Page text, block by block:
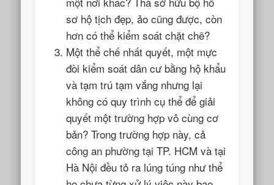
sơ hộ tịch đẹp, ảo cũng được, còn
hơn có thể kiểm soát chặt chẽ?
Một thể chế nhất quyết, một mực
đòi kiểm soát dân cư bằng hộ khẩu
và tạm trú tạm vắng nhưng lại
không có quy trình cụ thể để giải
quyết một trường hợp vô cùng cơ
bản? Trong trường hợp này, cả
công an phường tại TP. HCM và tại
Hà Nội đều tỏ ra lúng túng như thể